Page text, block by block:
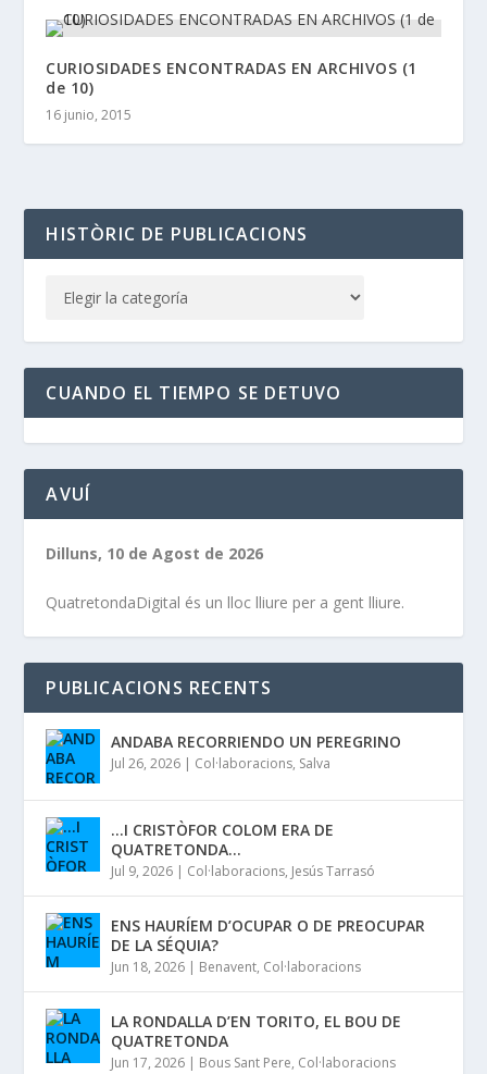
CURIOSIDADES ENCONTRADAS EN ARCHIVOS (1
de 10)
16 junio, 2015
HISTÒRIC DE PUBLICACIONS
CUANDO EL TIEMPO SE DETUVO
AVUÍ
Dilluns, 10 de Agost de 2026
QuatretondaDigital és un lloc lliure per a gent lliure.
PUBLICACIONS RECENTS
ANDABA RECORRIENDO UN PEREGRINO
Jul 26, 2026 | Col·laboracions, Salva
…I CRISTÒFOR COLOM ERA DE
QUATRETONDA…
Jul 9, 2026 | Col·laboracions, Jesús Tarrasó
ENS HAURÍEM D’OCUPAR O DE PREOCUPAR
DE LA SÉQUIA?
Jun 18, 2026 | Benavent, Col·laboracions
LA RONDALLA D’EN TORITO, EL BOU DE
QUATRETONDA
Jun 17, 2026 | Bous Sant Pere, Col·laboracions